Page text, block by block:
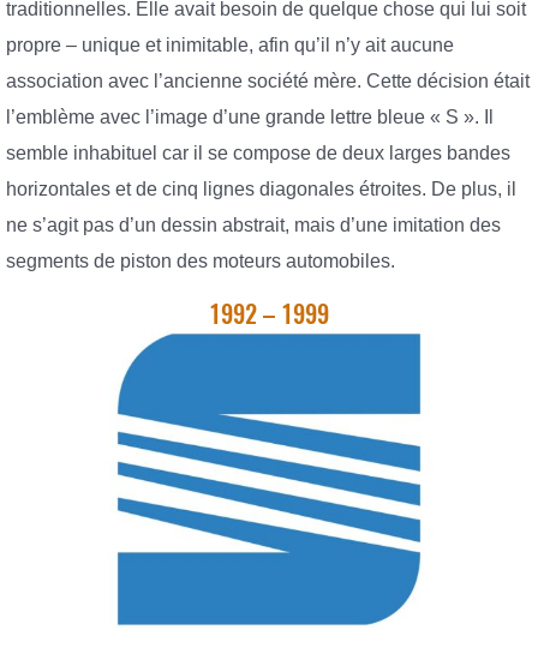
traditionnelles. Elle avait besoin de quelque chose qui lui soit
propre – unique et inimitable, afin qu’il n’y ait aucune
association avec l’ancienne société mère. Cette décision était
l’emblème avec l’image d’une grande lettre bleue « S ». Il
semble inhabituel car il se compose de deux larges bandes
horizontales et de cinq lignes diagonales étroites. De plus, il
ne s’agit pas d’un dessin abstrait, mais d’une imitation des
segments de piston des moteurs automobiles.
1992 – 1999